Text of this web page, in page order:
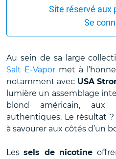
Site réservé aux
Se
Au sein de sa large
Salt E-Vapor met à
notamment avec USA
lumière un assemblage
blond américain, aux
authentiques. Le résultat ?
à savourer aux côtés d’un
Lessels de nicotine